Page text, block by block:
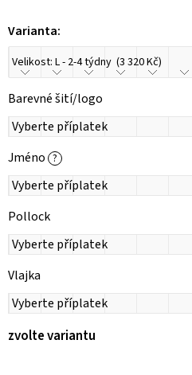
Varianta:
Barevné šití/logo
Jméno ?
Pollock
Vlajka
zvolte variantu